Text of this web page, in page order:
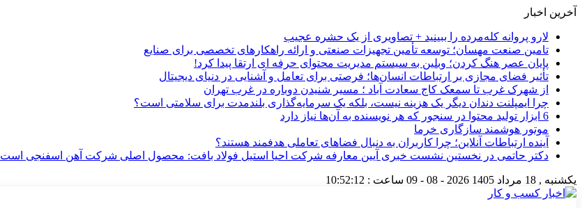
آخرین اخبار
لارو پروانه کله‌مرده را ببینید + تصاویری از یک حشره عجیب
تامین صنعت مهسان؛ توسعه تأمین تجهیزات صنعتی و ارائه راهکارهای تخصصی برای صنایع
پایان عصر هنگ کردن؛ وبلین به سیستم مدیریت محتوای حرفه ای ارتقا پیدا کرد!
تأثیر فضای مجازی بر ارتباطات انسان‌ها؛ فرصتی برای تعامل و آشنایی در دنیای دیجیتال
از شهرک غرب تا سمعک کاج سعادت آباد ؛ مسیر شنیدن دوباره در غرب تهران
چرا ایمپلنت دندان دیگر یک هزینه نیست، بلکه یک سرمایه‌گذاری بلندمدت برای سلامتی است؟
6 ابزار تولید محتوا در سنجور که هر نویسنده به آن‌ها نیاز دارد
موتور هوشمند سازگاری خرما
آینده ارتباطات آنلاین؛ چرا کاربران به دنبال فضاهای تعاملی هدفمند هستند؟
دکتر حاتمی در نخستین نشست خبری آیین معارفه شرکت احیا استیل فولاد بافت: محصول اصلی شرکت آهن اسفنجی است
یکشنبه , 18 مرداد 1405 2026 - 08 - 09 ساعت : 10:52:13